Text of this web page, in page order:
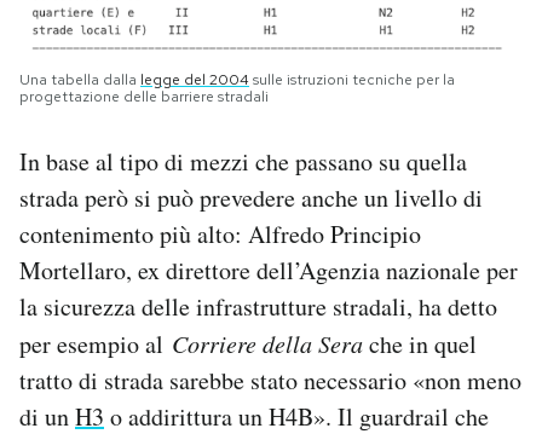
Una tabella dalla legge del 2004 sulle istruzioni tecniche per la
progettazione delle barriere stradali
In base al tipo di mezzi che passano su quella
strada però si può prevedere anche un livello di
contenimento più alto: Alfredo Principio
Mortellaro, ex direttore dell’Agenzia nazionale per
la sicurezza delle infrastrutture stradali, ha detto
per esempio al Corriere della Serache in quel
tratto di strada sarebbe stato necessario «non meno
di unH3 o addirittura un H4B». Il guardrail che